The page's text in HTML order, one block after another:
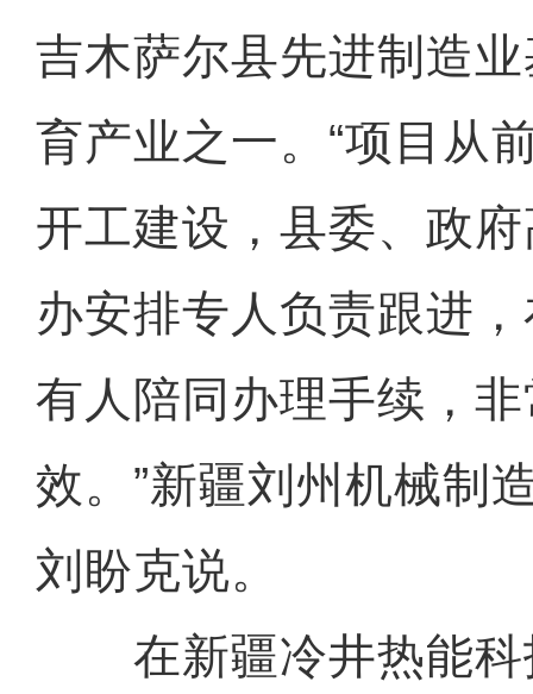
吉木萨尔县先进制造
育产业之一。“项目从
开工建设，县委、政
办安排专人负责跟进
有人陪同办理手续，
效。”新疆刘州机械制
刘盼克说。
在新疆冷井热能科